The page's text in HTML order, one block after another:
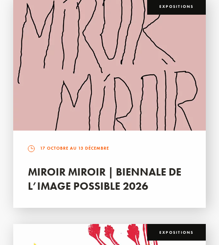
EXPOSITIONS
17 OCTOBRE AU 13 DÉCEMBRE
MIROIR MIROIR | BIENNALE DE
L’IMAGE POSSIBLE 2026
EXPOSITIONS